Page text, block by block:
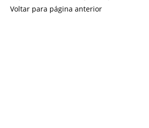
Voltar para página anterior